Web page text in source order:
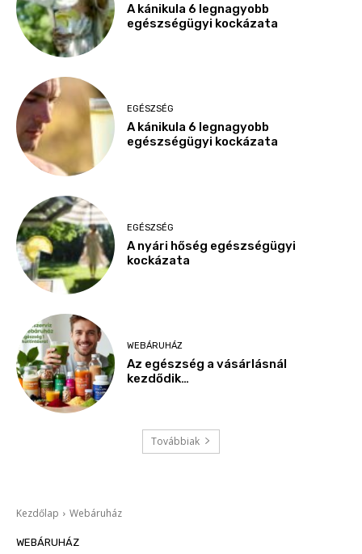
A kánikula 6 legnagyobb
egészségügyi kockázata
EGÉSZSÉG
A kánikula 6 legnagyobb
egészségügyi kockázata
EGÉSZSÉG
A nyári hőség egészségügyi
kockázata
WEBÁRUHÁZ
Az egészség a vásárlásnál
kezdődik…
Továbbiak